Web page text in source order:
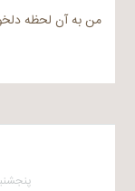
من به آن لحظه
پنجشنبه ۲۹ اردیبهشت ۱۳۸۴ در